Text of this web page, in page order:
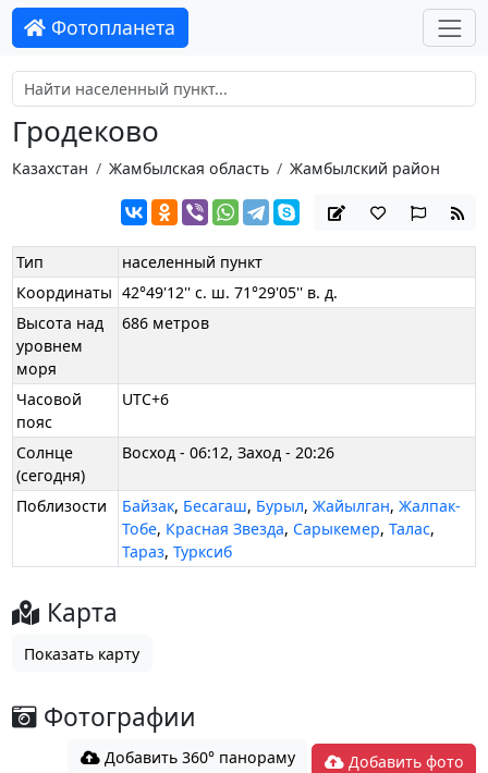
Фотопланета
Гродеково
Казахстан Жамбылская область Жамбылский район
Тип
населенный пункт
Координаты 42°49'12'' с. ш. 71°29'05'' в. д.
Высота над
уровнем
моря
686 метров
Часовой
пояс
UTC+6
Солнце
(сегодня)
Восход - 06:12, Заход - 20:26
Поблизости Байзак, Бесагаш, Бурыл,Жайылган,Жалпак-
Тобе, Красная Звезда, Сарыкемер,Талас,
Тараз,Турксиб
Карта
Показать карту
Фотографии
Добавить 360° панораму Добавить фото